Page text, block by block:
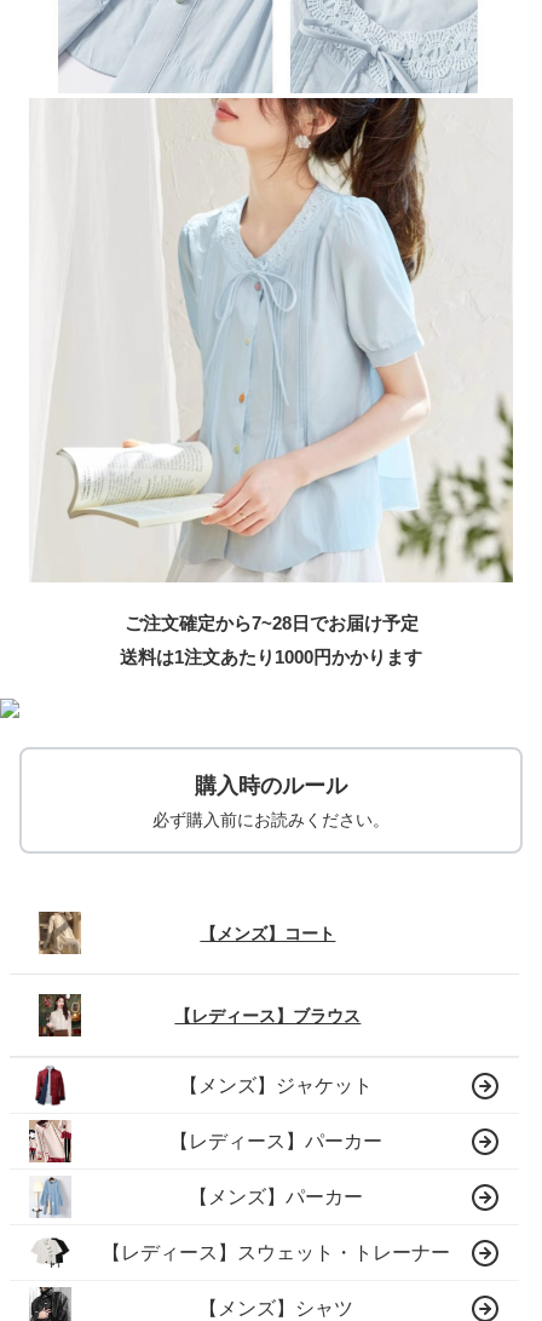
ご注文確定から7~28日でお届け予定
送料は1注文あたり 1000円かかります
購入時のルール
必ず購入前にお読みください。
【メンズ】コート
【レディース】ブラウス
【メンズ】ジャケット
【レディース】パーカー
【メンズ】パーカー
【レディース】スウェット・トレーナー
【メンズ】シャツ